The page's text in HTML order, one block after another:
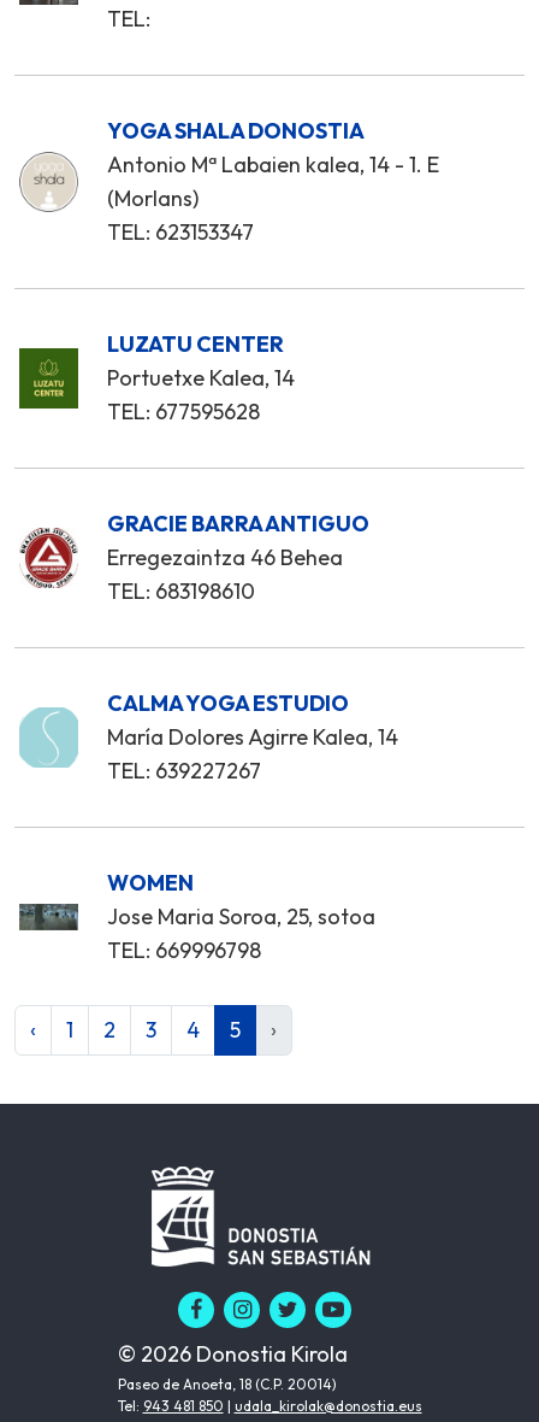
TEL:
YOGA SHALA DONOSTIA
Antonio Mª Labaien kalea, 14 - 1. E
(Morlans)
TEL: 623153347
LUZATU CENTER
Portuetxe Kalea, 14
TEL: 677595628
GRACIE BARRA ANTIGUO
Erregezaintza 46 Behea
TEL: 683198610
CALMA YOGA ESTUDIO
María Dolores Agirre Kalea, 14
TEL: 639227267
WOMEN
Jose Maria Soroa, 25, sotoa
TEL: 669996798
‹ 1 2 3 4 5 ›
© 2026 Donostia Kirola
Paseo de Anoeta, 18 (C.P. 20014)
Tel: 943 481 850 | udala_kirolak@donostia.eus